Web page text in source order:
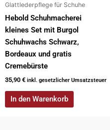
Glattlederpflege für Schuhe
Hebold Schuhmacherei
kleines Set mit Burgol
Schuhwachs Schwarz,
Bordeaux und gratis
Cremebürste
35,90 € inkl. gesetzlicher Umsatzsteuer
In den Warenkorb